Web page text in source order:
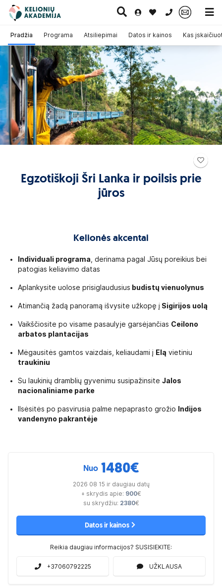
0 700 11007
Paskutinė
minutė
Pažintinės
kelionės
Egzotinės
kelionės
Egzotiškoji Šri Lanka ir poilsis prie
jūros
Pradžia Programa Atsiliepimai Datos ir kainos Kas
Kelionės akcentai
Individuali programa , derinama pagal Jūsų poreikius bei
patogias keliavimo datas
Aplankysite uolose prisiglaudusius budistų vienuolynus
Atimančią žadą panoramą išvysite užkopę į Sigirijos uolą
Vaikščiosite po visame pasaulyje garsėjančias Ceilono
arbatos plantacijas
Mėgausitės gamtos vaizdais, keliaudami į Elą vietiniu
traukiniu
Su laukinių dramblių gyvenimu susipažinsite Jalos
nacionaliniame parke
Ilsėsitės po pasvirusia palme nepaprasto grožio
Indijos
vandenyno pakrantėje
Nuo 1480€
2026 08 15 ir daugiau datų
+ skrydis apie: 900€
su skrydžiu: 2380€
Datos ir kainos
Reikia daugiau informacijos? SUSISIEKITE:
+37060792225 UŽKLAUSA